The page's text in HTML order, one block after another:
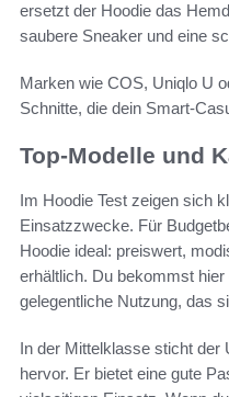
ersetzt der Hoodie das
saubere Sneaker und eine
Marken wie COS, Uniqlo U
Schnitte, die dein Smart-
Top-Modelle und
Im Hoodie Test zeigen sich
Einsatzzwecke. Für
Hoodie ideal: preiswert,
erhältlich. Du bekommst
gelegentliche Nutzung, das
In der Mittelklasse sticht der
hervor. Er bietet eine gute